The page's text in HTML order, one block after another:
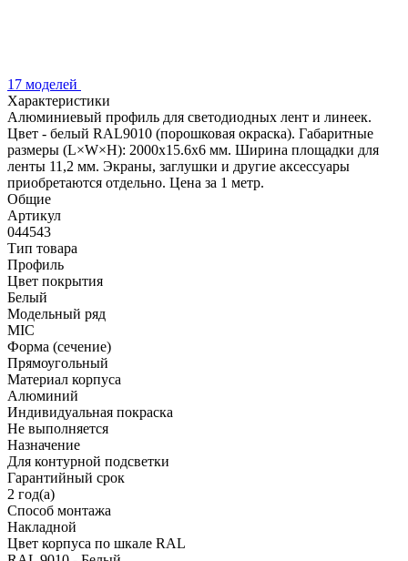
17 моделей
Характеристики
Алюминиевый профиль для светодиодных лент и линеек.
Цвет - белый RAL9010 (порошковая окраска). Габаритные
размеры (L×W×H): 2000x15.6x6 мм. Ширина площадки для
ленты 11,2 мм. Экраны, заглушки и другие аксессуары
приобретаются отдельно. Цена за 1 метр.
Общие
Артикул
044543
Тип товара
Профиль
Цвет покрытия
Белый
Модельный ряд
MIC
Форма (сечение)
Прямоугольный
Материал корпуса
Алюминий
Индивидуальная покраска
Не выполняется
Назначение
Для контурной подсветки
Гарантийный срок
2 год(а)
Способ монтажа
Накладной
Цвет корпуса по шкале RAL